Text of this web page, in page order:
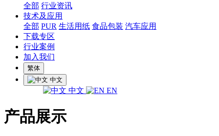
全部 行业资讯
技术及应用
全部 PUR 生活用纸 食品包装 汽车应用
下载专区
行业案例
加入我们
繁体
中文
中文 EN
产品展示